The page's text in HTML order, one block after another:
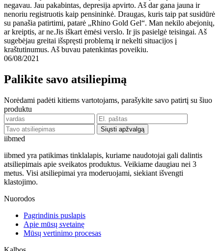
negavau. Jau pakabintas, depresija apvirto. Aš dar gana jauna ir
nenoriu registruotis kaip pensininkė. Draugas, kuris taip pat susidūrė
su panašia patirtimi, patarė „Rhino Gold Gel“. Man nekilo abejonių,
ar kreiptis, ar ne.Jis iškart ėmėsi verslo. Ir jis pasielgė teisingai. Aš
sugebėjau greitai išspręsti problemą ir nekelti situacijos į
kraštutinumus. Aš buvau patenkintas poveikiu.
06/08/2021
Palikite savo atsiliepimą
Norėdami padėti kitiems vartotojams, parašykite savo patirtį su šiuo
produktu
Siųsti apžvalgą
iibmed
iibmed yra patikimas tinklalapis, kuriame naudotojai gali dalintis
atsiliepimais apie sveikatos produktus. Veikiame daugiau nei 3
metus. Visi atsiliepimai yra moderuojami, siekiant išvengti
klastojimo.
Nuorodos
Pagrindinis puslapis
Apie mūsų svetainę
Mūsų vertinimo procesas